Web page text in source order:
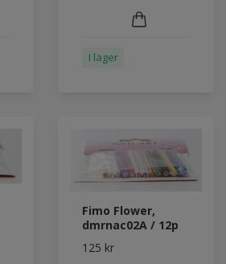
I lager
Fimo Flower,
dmrnac02A / 12p
125 kr